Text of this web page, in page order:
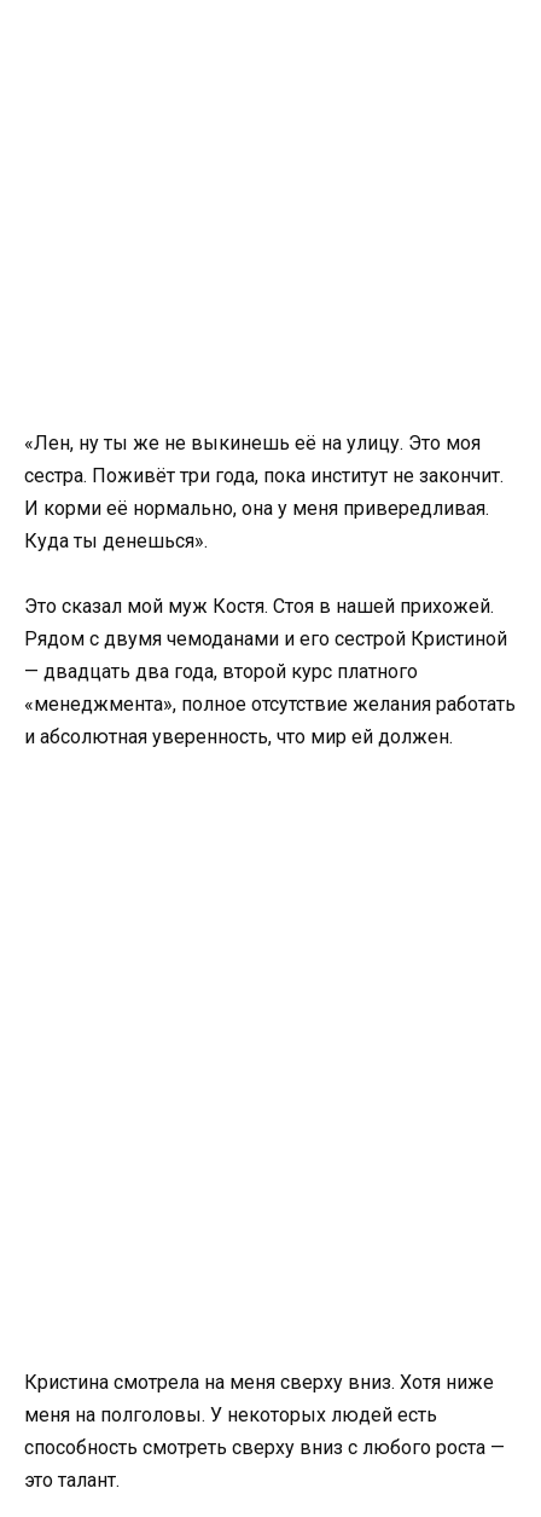
«Лен, ну ты же не выкинешь её на улицу. Это моя
сестра. Поживёт три года, пока институт не закончит.
И корми её нормально, она у меня привередливая.
Куда ты денешься».
Это сказал мой муж Костя. Стоя в нашей прихожей.
Рядом с двумя чемоданами и его сестрой Кристиной
— двадцать два года, второй курс платного
«менеджмента», полное отсутствие желания работать
и абсолютная уверенность, что мир ей должен.
Кристина смотрела на меня сверху вниз. Хотя ниже
меня на полголовы. У некоторых людей есть
способность смотреть сверху вниз с любого роста —
это талант.